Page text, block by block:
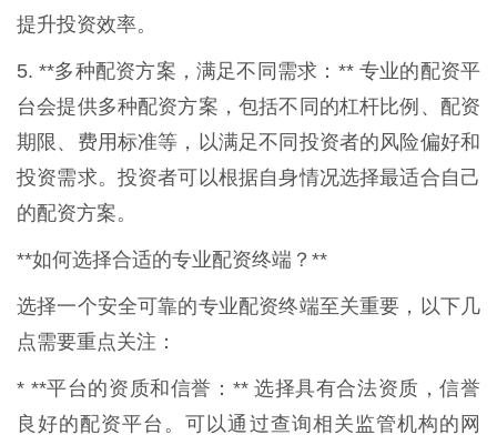
提升投资效率。
5. **多种配资方案，满足不同需求：** 专业的配资平
台会提供多种配资方案，包括不同的杠杆比例、配资
期限、费用标准等，以满足不同投资者的风险偏好和
投资需求。投资者可以根据自身情况选择最适合自己
的配资方案。
**如何选择合适的专业配资终端？**
选择一个安全可靠的专业配资终端至关重要，以下几
点需要重点关注：
* **平台的资质和信誉：** 选择具有合法资质，信誉
良好的配资平台。可以通过查询相关监管机构的网